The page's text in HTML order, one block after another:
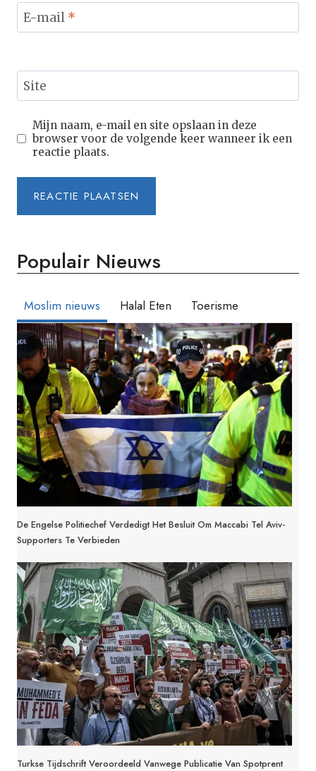
E-mail *
Site
Mijn naam, e-mail en site opslaan in deze
browser voor de volgende keer wanneer ik een
reactie plaats.
Populair Nieuws
Moslim nieuws Halal Eten Toerisme
De Engelse Politiechef Verdedigt Het Besluit Om Maccabi Tel Aviv-
Supporters Te Verbieden
Turkse Tijdschrift Veroordeeld Vanwege Publicatie Van Spotprent